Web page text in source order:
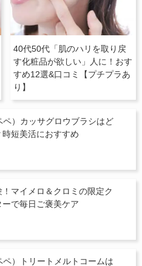
40代50代「肌のハリを取り戻
す化粧品が欲しい」人に！おす
すめ12選&口コミ【プチプラあ
り】
ペ）カッサグロウブラシはど
時短美活におすすめ
マイメロ＆クロミの限定ク
ーで毎日ご褒美ケア
ペ）トリートメルトコームは